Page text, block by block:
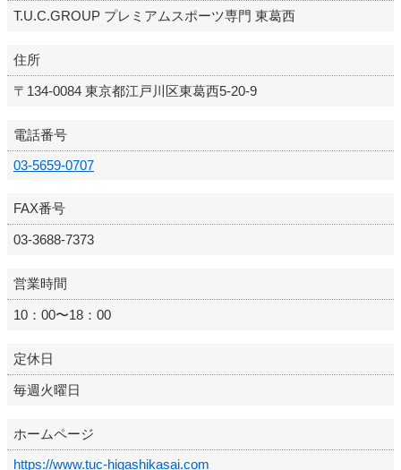
T.U.C.GROUP プレミアムスポーツ専門 東葛西
住所
〒134-0084 東京都江戸川区東葛西5-20-9
電話番号
03-5659-0707
FAX番号
03-3688-7373
営業時間
10：00〜18：00
定休日
毎週火曜日
ホームページ
https://www.tuc-higashikasai.com